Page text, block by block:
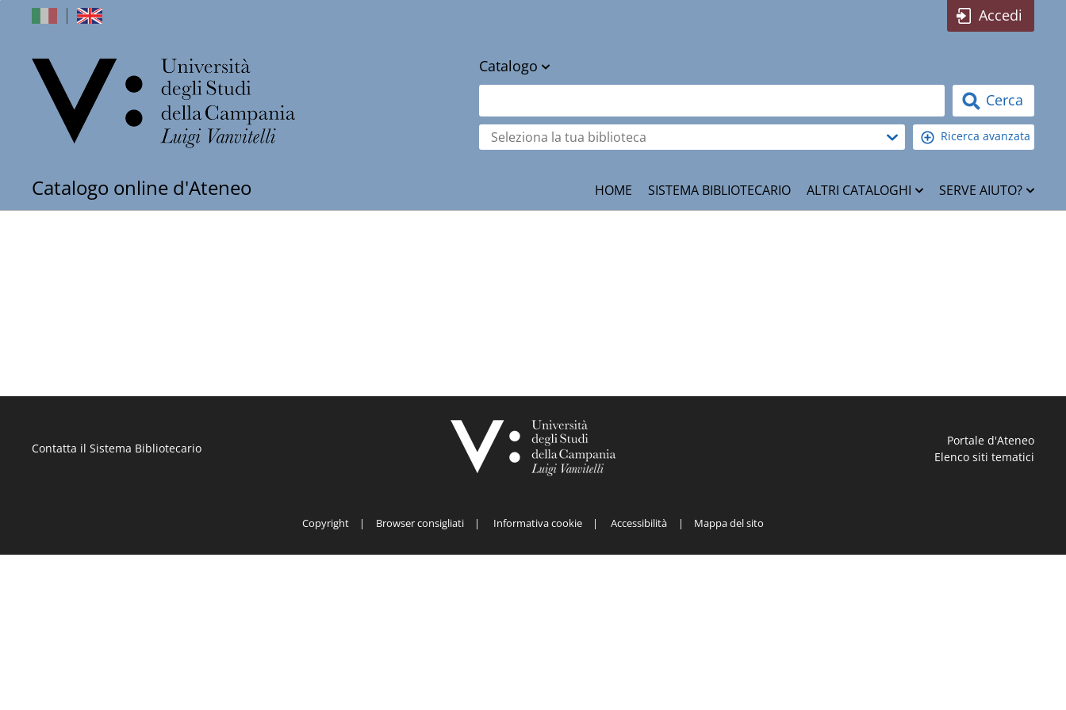
Accedi
Catalogo
cambia
Cerca
Ricerca avanzata
Seleziona
la
Catalogo online d'Ateneo
degli
HOME SISTEMA BIBLIOTECARIO ALTRI CATALOGHI SERVE AIUTO?
Contatta il Sistema Bibliotecario
Portale d'Ateneo
Elenco siti tematici
Copyright Browser consigliati Informativa cookie Accessibilità Mappa del sito